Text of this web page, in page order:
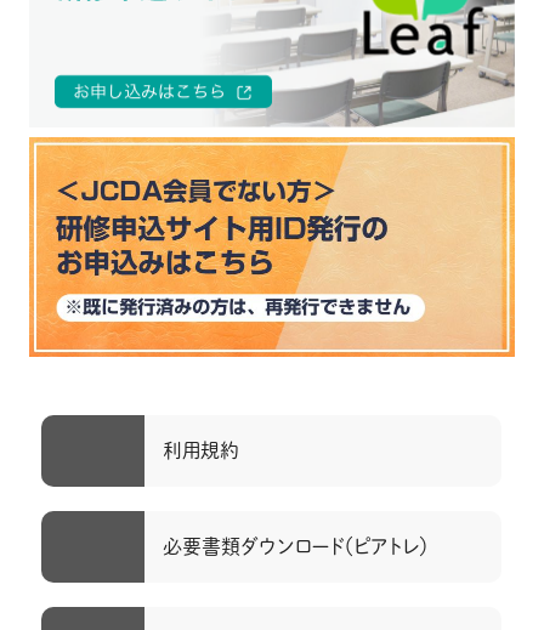
利用規約
必要書類ダウンロード（ピアトレ）